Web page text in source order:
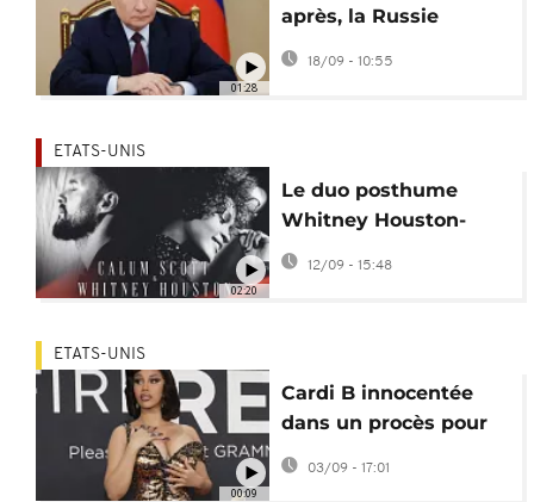
01:28
après, la Russie
relance le concours
18/09 - 10:55
02:20
ETATS-UNIS
Le duo posthume
Whitney Houston-
Callum Scott sur "I
Wanna Dance With
12/09 - 15:48
00:09
ETATS-UNIS
Cardi B innocentée
dans un procès pour
agression sur une
agente de sécurité
03/09 - 17:01